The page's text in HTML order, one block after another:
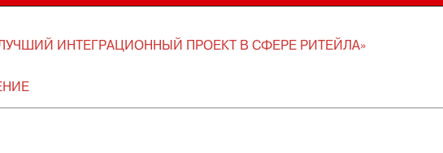
ИНТЕГРАЦИОННЫЙ ПРОЕКТ В СФЕРЕ РИТЕЙЛА»